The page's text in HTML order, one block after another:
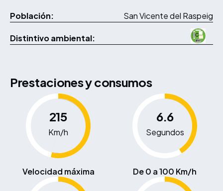
Población: San Vicente del Raspeig
Distintivo ambiental:
Prestaciones y consumos
215
Km/h
Velocidad máxima
6.6
Segundos
De 0 a 100 Km/h